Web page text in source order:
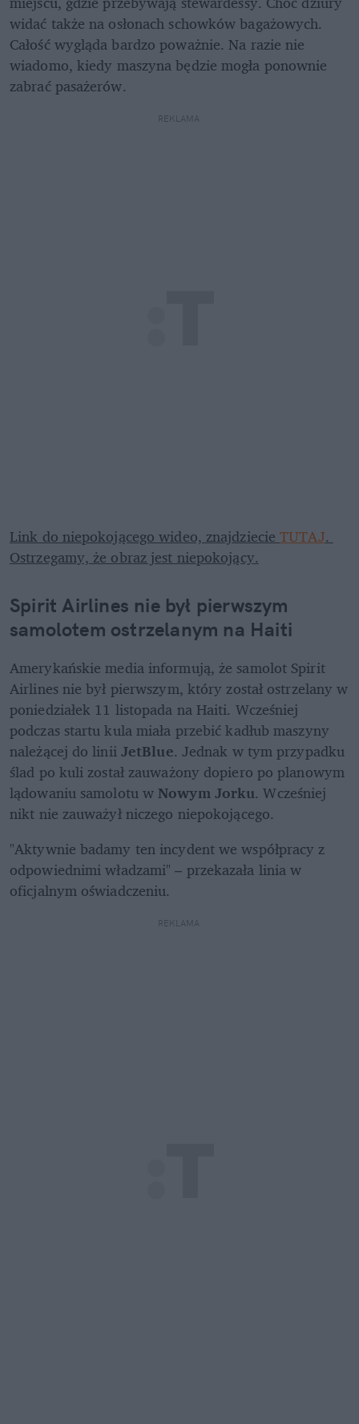
widać także na osłonach schowków bagażowych.
Całość wygląda bardzo poważnie. Na razie nie
wiadomo, kiedy maszyna będzie mogła ponownie
zabrać pasażerów.
REKLAMA
Link do niepokojącego wideo, znajdziecie TUTAJ.
Ostrzegamy, że obraz jest niepokojący.
Spirit Airlines nie był pierwszym
samolotem ostrzelanym na Haiti
Amerykańskie media informują, że samolot Spirit
Airlines nie był pierwszym, który został ostrzelany w
poniedziałek 11 listopada na Haiti. Wcześniej
podczas startu kula miała przebić kadłub maszyny
należącej do linii JetBlue. Jednak w tym przypadku
ślad po kuli został zauważony dopiero po planowym
lądowaniu samolotu w Nowym Jorku. Wcześniej
nikt nie zauważył niczego niepokojącego.
"Aktywnie badamy ten incydent we współpracy z
odpowiednimi władzami" – przekazała linia w
oficjalnym oświadczeniu.
REKLAMA